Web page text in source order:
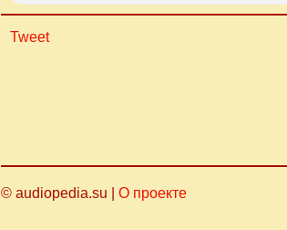
Tweet
© audiopedia.su | О проекте